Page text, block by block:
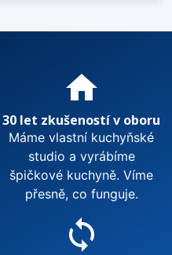
home
30 let zkušeností v oboru
Máme vlastní kuchyňské
studio a vyrábíme
špičkové kuchyně. Víme
přesně, co funguje.
sync